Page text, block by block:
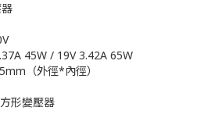
45W / 19V 3.42A 65W
（外徑*內徑）
形變壓器